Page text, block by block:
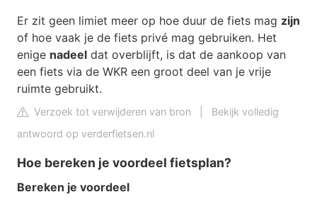
Er zit geen limiet meer op hoe duur de fiets mag zijn
of hoe vaak je de fiets privé mag gebruiken. Het
enige nadeel dat overblijft, is dat de aankoop van
een fiets via de WKR een groot deel van je vrije
ruimte gebruikt.
Verzoek tot verwijderen van bron
Bekijk volledig
antwoord op verderfietsen.nl
Hoe bereken je voordeel fietsplan?
Bereken je voordeel